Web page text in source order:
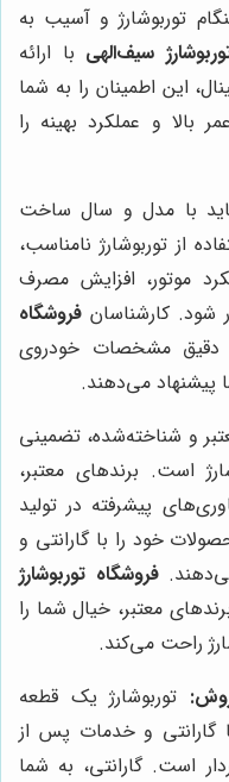
توربوشارژ و آسیب به
سیف‌الهی با ارائه
این اطمینان را به شما
و عملکرد بهینه را
باید با مدل و سال ساخت
از توربوشارژ نامناسب،
موتور، افزایش مصرف
کارشناسان فروشگاه
دقیق مشخصات خودروی
پیشنهاد می‌دهند.
و شناخته‌شده، تضمینی
است. برندهای معتبر،
پیشرفته در تولید
خود را با گارانتی و
فروشگاه توربوشارژ
معتبر، خیال شما را
راحت می‌کند.
توربوشارژ یک قطعه
و خدمات پس از
است. گارانتی، به شما